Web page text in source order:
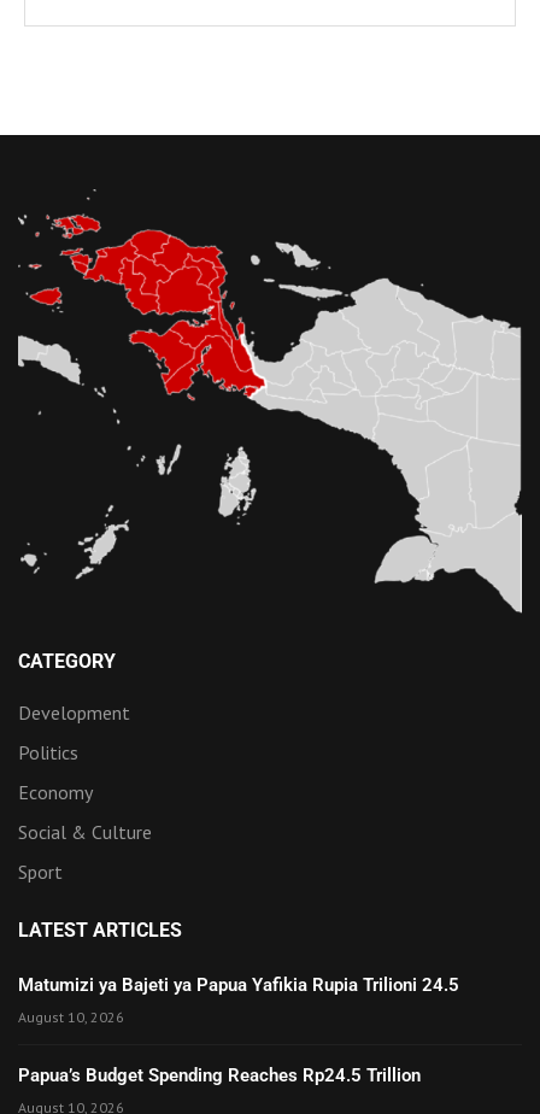
CATEGORY
Development
Politics
Economy
Social & Culture
Sport
LATEST ARTICLES
Matumizi ya Bajeti ya Papua Yafikia Rupia Trilioni 24.5
August 10, 2026
Papua’s Budget Spending Reaches Rp24.5 Trillion
August 10, 2026